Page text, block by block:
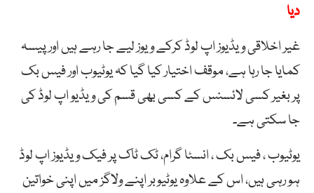
دیا
غیر اخلاقی ویڈیوز اپ لوڈ کرکے ویوز لیے جا رہے ہیں اور پیسہ
کمایا جا رہا ہے، موقف اختیار کیا گیا کہ یوٹیوب اور فیس بک
پر بغیر کسی لائسنس کے کسی بھی قسم کی ویڈیو اپ لوڈ کی
جا سکتی ہے۔
یوٹیوب ، فیس بک ، انسٹا گرام، ٹک ٹاک پر فیک ویڈیوز اپ لوڈ
ہو رہی ہیں، اس کے علاوہ یوٹیوبر اپنے ولاگز میں اپنی خواتین